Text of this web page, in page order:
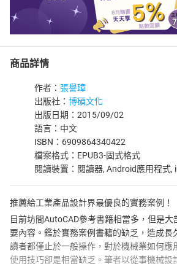
商品詳情
作者： 張譽璋
出版社： 博碩文化
出版日期：2015/09/02
語言：中文
ISBN：6909864340422
檔案格式：EPUB3-固式格式
閱讀裝置：閱讀器, Android應用程式,
推薦給工業產品設計界最優良的實務案例！
目前坊間AutoCAD參考書籍相當多，但是
要內容。鑑於實務案例書籍的缺乏，造成長
讀者都僅止於一般操作，對於機械業如何應
使用技巧卻是相當缺乏。筆者以從事機械設